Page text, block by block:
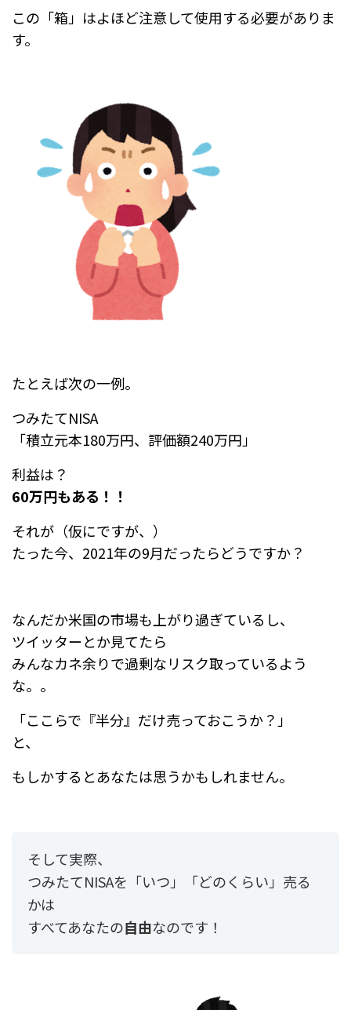
この「箱」はよほど注意して使用する必要がありま
す。
たとえば次の一例。
つみたてNISA
「積立元本180万円、評価額240万円」
利益は？
60万円もある！！
それが（仮にですが、）
たった今、2021年の9月だったらどうですか？
なんだか米国の市場も上がり過ぎているし、
ツイッターとか見てたら
みんなカネ余りで過剰なリスク取っているよう
な。。
「ここらで『半分』だけ売っておこうか？」
と、
もしかするとあなたは思うかもしれません。
そして実際、
つみたてNISAを「いつ」「どのくらい」売る
かは
すべてあなたの自由なのです！